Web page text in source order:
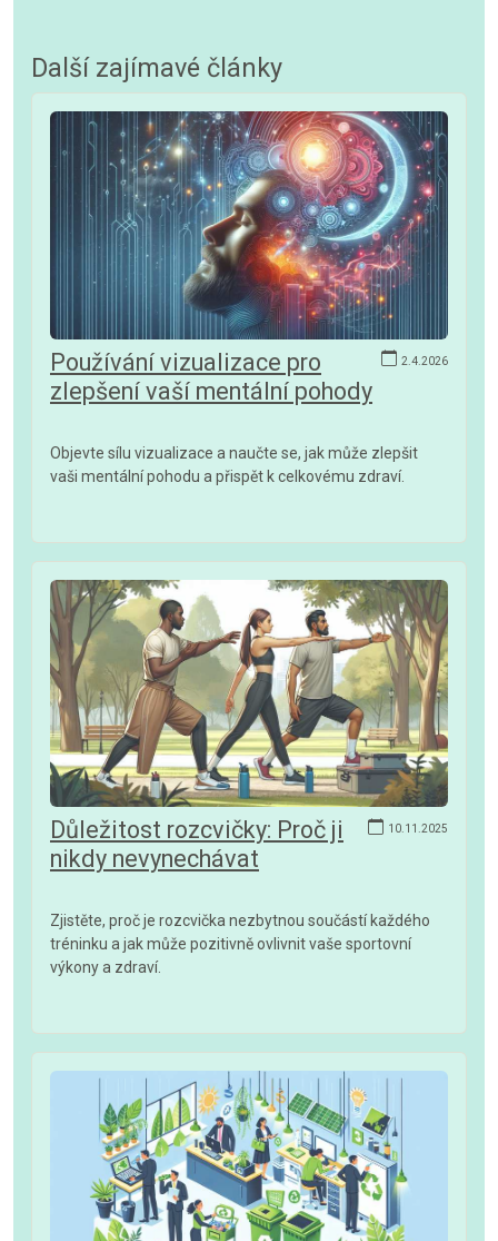
Další zajímavé články
2.4.2026
Používání vizualizace pro
zlepšení vaší mentální pohody
Objevte sílu vizualizace a naučte se, jak může zlepšit
vaši mentální pohodu a přispět k celkovému zdraví.
10.11.2025
Důležitost rozcvičky: Proč ji
nikdy nevynechávat
Zjistěte, proč je rozcvička nezbytnou součástí každého
tréninku a jak může pozitivně ovlivnit vaše sportovní
výkony a zdraví.